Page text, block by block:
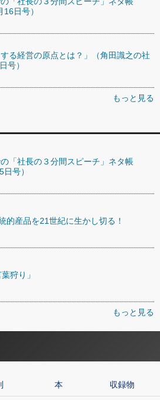
16日号）
する経営の原点とは？」（角田識之の社
号）
もっと見る
「社長の３分間スピーチ」ネタ帳
日号）
産品を21世紀に生かし切る！
狩り」
もっと見る
本 収録物